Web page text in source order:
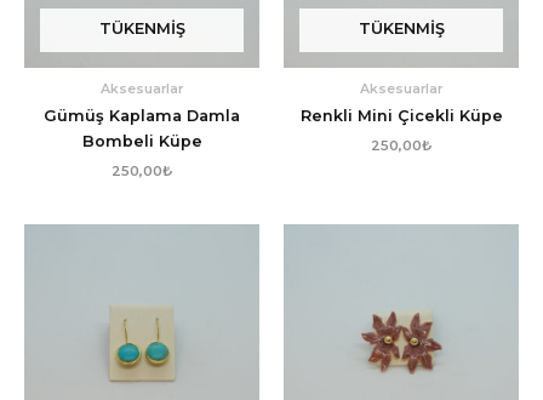
TÜKENMIŞ
Aksesuarlar
Gümüş Kaplama Damla
Bombeli Küpe
250,00₺
TÜKENMIŞ
Aksesuarlar
Renkli Mini Çicekli Küpe
250,00₺